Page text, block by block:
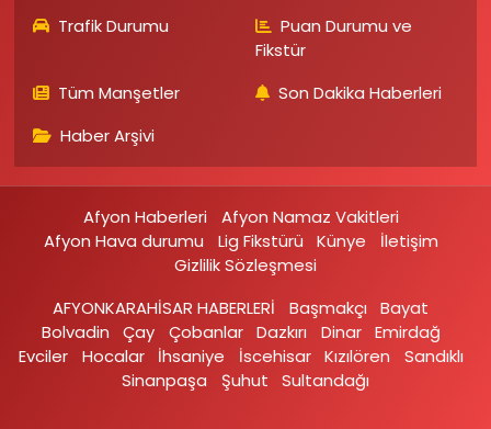
Trafik Durumu
Puan Durumu ve
Fikstür
Tüm Manşetler
Son Dakika Haberleri
Haber Arşivi
Afyon Haberleri
Afyon Namaz Vakitleri
Afyon Hava durumu
Lig Fikstürü Künye
İletişim
Gizlilik Sözleşmesi
AFYONKARAHİSAR HABERLERİ
Başmakçı
Bayat
Bolvadin
Çay Çobanlar Dazkırı Dinar Emirdağ‎
Evciler‎
Hocalar İhsaniye‎ İscehisar Kızılören‎
Sandıklı‎
Sinanpaşa
Şuhut Sultandağı